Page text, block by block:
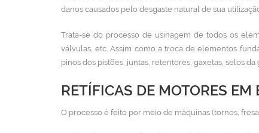
danos causados pelo desgaste natural de sua
Trata-se do processo de usinagem de todos os
válvulas, etc. Assim como a troca de elementos
pinos dos pistões, juntas, retentores, gaxetas, selos
RETÍFICAS DE MOTORES
O processo é feito por meio de máquinas (tornos,